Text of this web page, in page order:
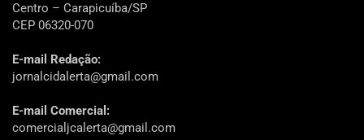
Centro – Carapicuíba/SP
CEP 06320-070
E-mail Redação:
jornalcidalerta@gmail.com
E-mail Comercial:
comercialjcalerta@gmail.com